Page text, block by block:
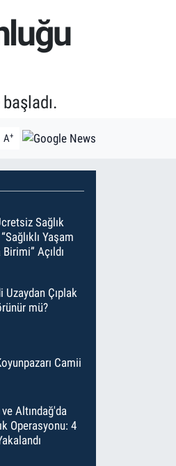
A+
Sağlık
Yaşam
Birimi” Açıldı
Uzaydan Çıplak
mü?
Camii
Altındağ'da
Operasyonu: 4